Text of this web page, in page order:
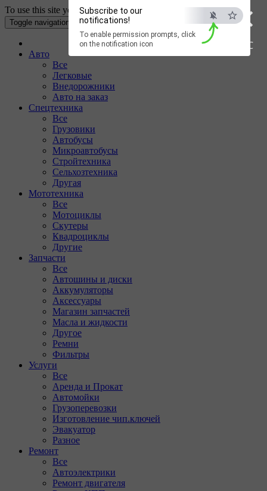
×
ESC
Subscribe to our
notifications!
To enable permission prompts, click
on the notification icon
To use this site your Internet browser must have Cookies enabled.
Toggle navigation
Авто
Все
Легковые
Внедорожники
Авто на заказ
Спецтехника
Все
Грузовики
Автобусы
Микроавтобусы
Стройтехника
Сельхозтехника
Другая
Мототехника
Все
Мотоциклы
Скутеры
Квадроциклы
Другие
Запчасти
Все
Автошины и диски
Аккумуляторы
Аксессуары
Магазин запчастей
Масла и жидкости
Другое
Ремни
Фильтры
Услуги
Все
Аренда и Прокат
Автомойки
Грузоперевозки
Изготовление чип.ключей
Эвакуатор
Разное
Ремонт
Все
Автоэлектрики
Ремонт двигателя